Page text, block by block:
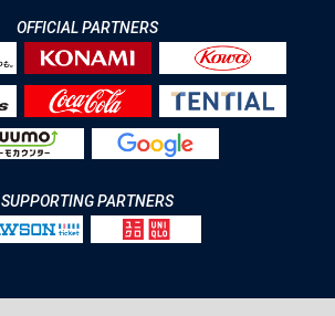
OFFICIAL PARTNERS
SUPPORTING PARTNERS